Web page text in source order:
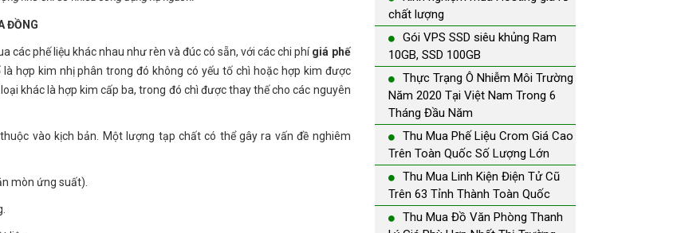
ĐỒNG
các phế liệu khác nhau như rèn và đúc có sẵn, với các chi phígiá phế
hợp kim nhị phân trong đó không có yếu tố chì hoặc hợp kim được
khác là hợp kim cấp ba, trong đó chì được thay thế cho các nguyên
vào kịch bản. Một lượng tạp chất có thể gây ra vấn đề nghiêm
mòn ứng suất).
chất lượng
Gói VPS SSD siêu khủng Ram
10GB, SSD 100GB
Thực Trạng Ô Nhiễm Môi Trường
Năm 2020 Tại Việt Nam Trong 6
Tháng Đầu Năm
Thu Mua Phế Liệu Crom Giá Cao
Trên Toàn Quốc Số Lượng Lớn
Thu Mua Linh Kiện Điện Tử Cũ
Trên 63 Tỉnh Thành Toàn Quốc
Thu Mua Đồ Văn Phòng Thanh